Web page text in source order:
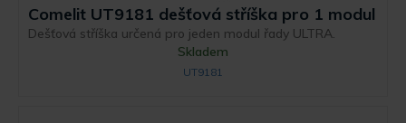
Comelit UT9181 dešťová stříška pro 1 modul
Dešťová stříška určená pro jeden modul řady ULTRA.
Skladem
UT9181